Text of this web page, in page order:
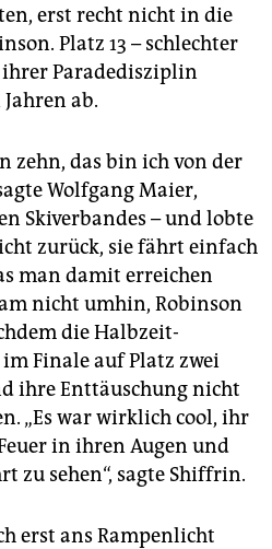
erst recht nicht in die
Platz 13 – schlechter
Paradedisziplin
ab.
zehn, das bin ich von der
Wolfgang Maier,
Skiverbandes – und lobte
zurück, sie fährt einfach
man damit erreichen
nicht umhin, Robinson
die Halbzeit-
im Finale auf Platz zwei
ihre Enttäuschung nicht
„Es war wirklich cool, ihr
in ihren Augen und
zu sehen“, sagte Shiffrin.
erst ans Rampenlicht